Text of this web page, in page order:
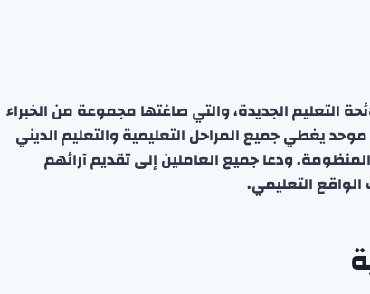
التعليم الجديدة، والتي صاغتها مجموعة من الخبراء
يغطي جميع المراحل التعليمية والتعليم الديني
ودعا جميع العاملين إلى تقديم آرائهم
التعليمي.